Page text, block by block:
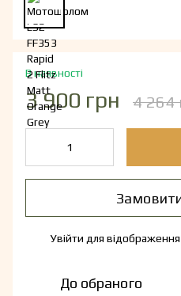
В наявності
3 900 грн 4 264
Увійти для
До обраного